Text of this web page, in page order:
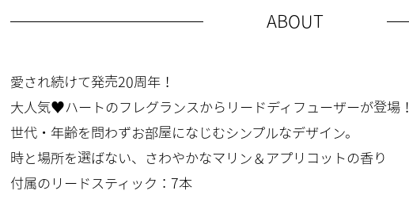
ABOUT
愛され続けて発売20周年！
大人気♥ハートのフレグランスからリードディフューザーが登場！
世代・年齢を問わずお部屋になじむシンプルなデザイン。
時と場所を選ばない、さわやかなマリン＆アプリコットの香り
付属のリードスティック：7本